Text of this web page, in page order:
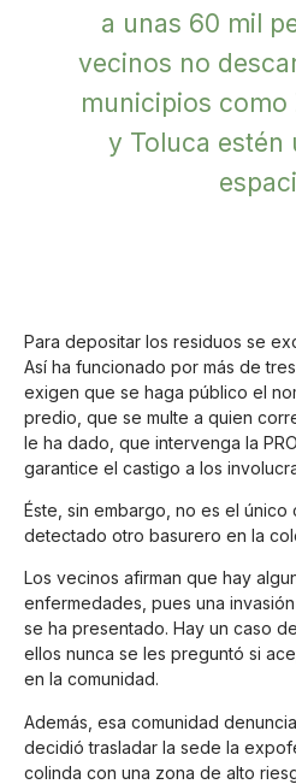
a unas 60 mil
vecinos no
municipios como
y Toluca estén
Para depositar los residuos se
Así ha funcionado por más de
exigen que se haga público el
predio, que se multe a quien
le ha dado, que intervenga la
garantice el castigo a los
Éste, sin embargo, no es el único
detectado otro basurero en la
Los vecinos afirman que hay
enfermedades, pues una
se ha presentado. Hay un caso
ellos nunca se les preguntó si
en la comunidad.
Además, esa comunidad
decidió trasladar la sede la
colinda con una zona de alto